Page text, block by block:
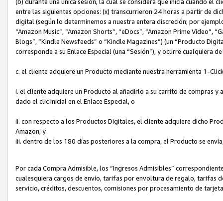
entre las siguientes opciones: (x) transcurrieron 24 horas a partir de
digital (según lo determinemos a nuestra entera discreción; por
“Amazon Music”, “Amazon Shorts”, “eDocs”, “Amazon Prime Video”,
Blogs”, “Kindle Newsfeeds” o “Kindle Magazines”) (un “Producto
corresponde a su Enlace Especial (una “Sesión”), y ocurre cualquiera
c. el cliente adquiere un Producto mediante nuestra herramienta 1-
i. el cliente adquiere un Producto al añadirlo a su carrito de compras
dado el clic inicial en el Enlace Especial, o
ii. con respecto a los Productos Digitales, el cliente adquiere dicho
Amazon; y
iii. dentro de los 180 días posteriores a la compra, el Producto se
Por cada Compra Admisible, los “Ingresos Admisibles”
cualesquiera cargos de envío, tarifas por envoltura de regalo, tarifas
servicio, créditos, descuentos, comisiones por procesamiento de